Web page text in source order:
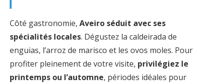
Côté gastronomie, Aveiro séduit avec ses
spécialités locales. Dégustez la caldeirada de
enguias, l’arroz de marisco et les ovos moles. Pour
profiter pleinement de votre visite, privilégiez le
printemps ou l’automne, périodes idéales pour